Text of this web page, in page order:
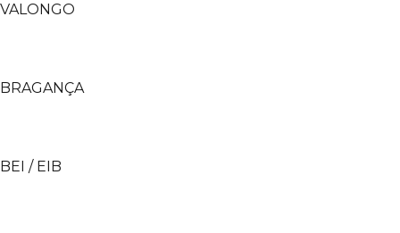
VALONGO
BRAGANÇA
BEI / EIB